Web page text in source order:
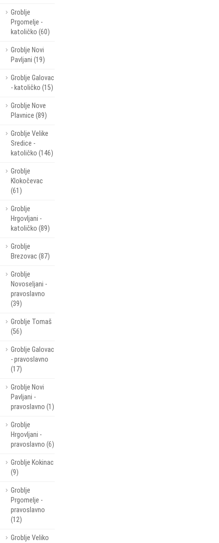
Groblje
Prgomelje -
katoličko (60)
Groblje Novi
Pavljani (19)
Groblje Galovac
- katoličko (15)
Groblje Nove
Plavnice (89)
Groblje Velike
Sredice -
katoličko (146)
Groblje
Klokočevac
(61)
Groblje
Hrgovljani -
katoličko (89)
Groblje
Brezovac (87)
Groblje
Novoseljani -
pravoslavno
(39)
Groblje Tomaš
(56)
Groblje Galovac
- pravoslavno
(17)
Groblje Novi
Pavljani -
pravoslavno (1)
Groblje
Hrgovljani -
pravoslavno (6)
Groblje Kokinac
(9)
Groblje
Prgomelje -
pravoslavno
(12)
Groblje Veliko